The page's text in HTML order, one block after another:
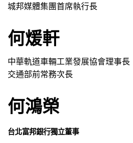
城邦媒體集團首席執行長
何煖軒
中華軌道車輛工業發展協會理事長
交通部前常務次長
何鴻榮
台北富邦銀行獨立董事